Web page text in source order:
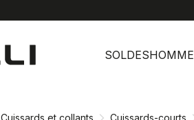
SOLDESHOMME
Cuissards et collants Cuissards-courts